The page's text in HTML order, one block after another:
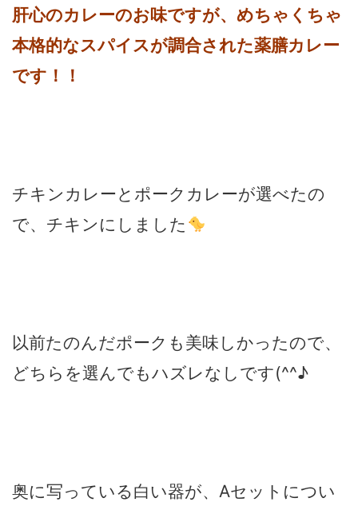
肝心のカレーのお味ですが、めちゃくちゃ
本格的なスパイスが調合された薬膳カレー
です！！
チキンカレーとポークカレーが選べたの
で、チキンにしました
以前たのんだポークも美味しかったので、
どちらを選んでもハズレなしです(^^♪
奥に写っている白い器が、Aセットについ